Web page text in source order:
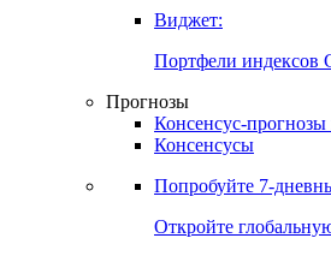
Виджет:
Портфели индексов
Прогнозы
Консенсус-прогнозы
Консенсусы
Попробуйте 7-
Откройте